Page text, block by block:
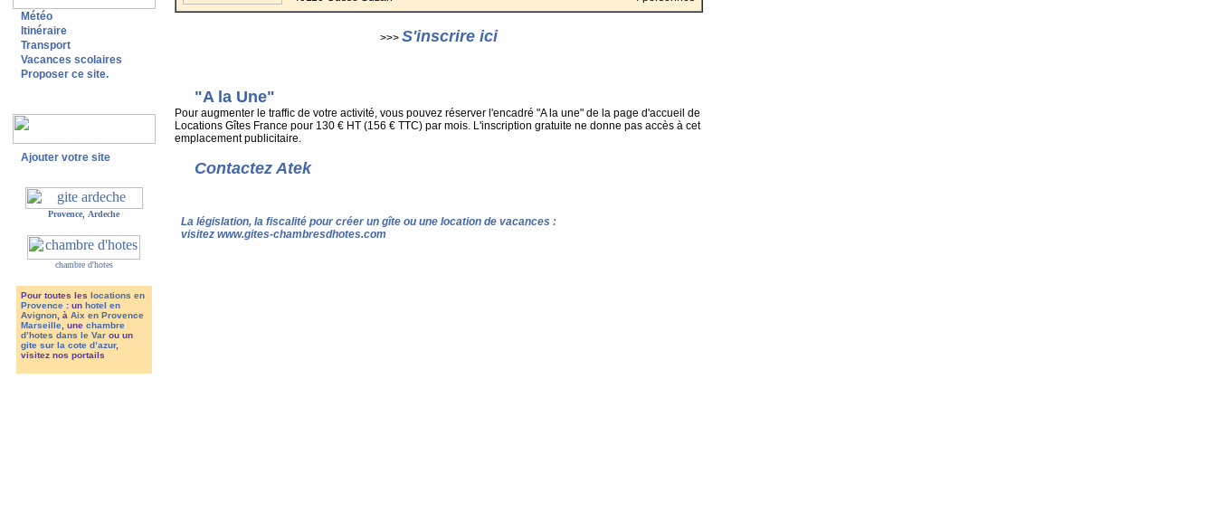
Météo
Itinéraire
Transport
Vacances scolaires
Proposer ce site.
Ajouter votre site
Provence Ardeche
chambre d'hotes
Pour toutes les locations en
Provence: un hotel en
Avignon, à Aix en Provence
Marseille, une chambre
d’hotes dans le Varou un
gite sur la cote d’azur,
visitez nos portails
>>> S'inscrire ici
"A la Une"
Pour augmenter le traffic de votre activité, vous pouvez réserver l'encadré "A la une" de la page d'accueil de
Locations Gîtes France pour 130 € HT (156 € TTC) par mois. L'inscription gratuite ne donne pas accès à cet
emplacement publicitaire.
Contactez Atek
La législation, la fiscalité pour créer un gîte ou une location de vacances :
visitez www.gites-chambresdhotes.com